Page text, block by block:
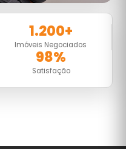
1.200+
Imóveis Negociados
98%
Satisfação